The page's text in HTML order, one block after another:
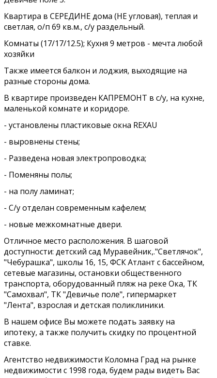
Квартира в СЕРЕДИНЕ дома (НЕ угловая), теплая и
светлая, о/п 69 кв.м., с/у раздельный.
Комнаты (17/17/12.5); Кухня 9 метров - мечта любой
хозяйки
Также имеется балкон и лоджия, выходящие на
разные стороны дома.
В квартире произведен КАПРЕМОНТ в с/у, на кухне,
маленькой комнате и коридоре.
- установлены пластиковые окна REXAU
- выровнены стены;
- Разведена новая электропроводка;
- Поменяны полы;
- на полу ламинат;
- С/у отделан современным кафелем;
- новые межкомнатные двери.
Отличное место расположения. В шаговой
доступности: детский сад Муравейник,."Светлячок",
"Чебурашка", школы 16, 15, ФСК Атлант с бассейном,
сетевые магазины, остановки общественного
транспорта, оборудованный пляж на реке Ока, ТК
"Самохвал", ТК "Девичье поле", гипермаркет
"Лента", взрослая и детская поликлиники.
В нашем офисе Вы можете подать заявку на
ипотеку, а также получить скидку по процентной
ставке.
Агентство недвижимости Коломна Град на рынке
недвижимости с 1998 года, будем рады видеть Вас